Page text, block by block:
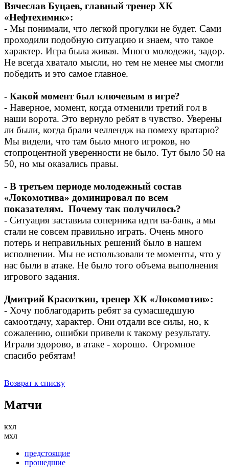
Вячеслав Буцаев, главный тренер ХК
«Нефтехимик»:
- Мы понимали, что легкой прогулки не будет. Сами
проходили подобную ситуацию и знаем, что такое
характер. Игра была живая. Много молодежи, задор.
Не всегда хватало мысли, но тем не менее мы смогли
победить и это самое главное.
- Какой момент был ключевым в игре?
- Наверное, момент, когда отменили третий гол в
наши ворота. Это вернуло ребят в чувство. Уверены
ли были, когда брали челлендж на помеху вратарю?
Мы видели, что там было много игроков, но
стопроцентной уверенности не было. Тут было 50 на
50, но мы оказались правы.
- В третьем периоде молодежный состав
«Локомотива» доминировал по всем
показателям. Почему так получилось?
- Ситуация заставила соперника идти ва-банк, а мы
стали не совсем правильно играть. Очень много
потерь и неправильных решений было в нашем
исполнении. Мы не использовали те моменты, что у
нас были в атаке. Не было того объема выполнения
игрового задания.
Дмитрий Красоткин, тренер ХК «Локомотив»:
- Хочу поблагодарить ребят за сумасшедшую
самоотдачу, характер. Они отдали все силы, но, к
сожалению, ошибки привели к такому результату.
Играли здорово, в атаке - хорошо. Огромное
спасибо ребятам!
Возврат к списку
Матчи
кхл
мхл
предстоящие
прошедшие